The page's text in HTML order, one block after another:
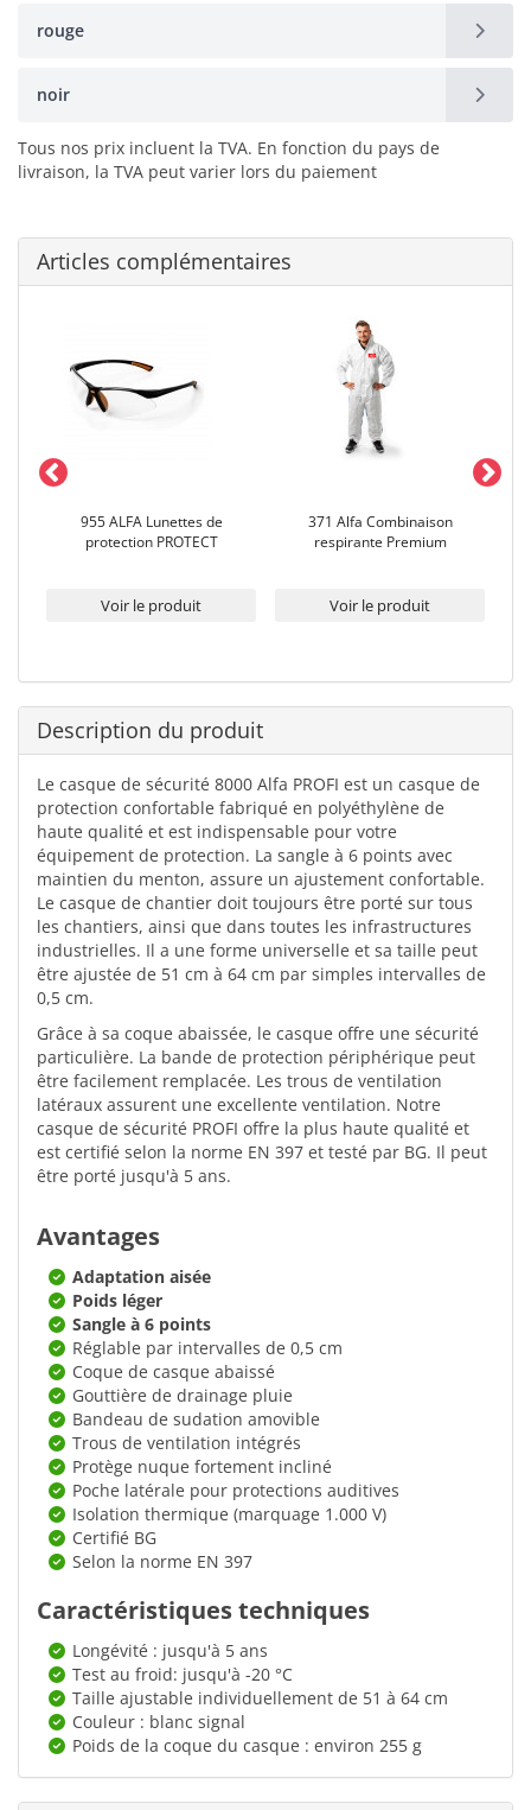
rouge
noir
Tous nos prix incluent la TVA. En fonction du pays de
livraison, la TVA peut varier lors du paiement
Articles complémentaires
955 ALFA Lunettes de
protection PROTECT
Voir le produit
371 Alfa Combinaison
respirante Premium
Voir le produit
Description du produit
Le casque de sécurité 8000 Alfa PROFI est un casque de
protection confortable fabriqué en polyéthylène de
haute qualité et est indispensable pour votre
équipement de protection. La sangle à 6 points avec
maintien du menton, assure un ajustement confortable.
Le casque de chantier doit toujours être porté sur tous
les chantiers, ainsi que dans toutes les infrastructures
industrielles. Il a une forme universelle et sa taille peut
être ajustée de 51 cm à 64 cm par simples intervalles de
0,5 cm.
Grâce à sa coque abaissée, le casque offre une sécurité
particulière. La bande de protection périphérique peut
être facilement remplacée. Les trous de ventilation
latéraux assurent une excellente ventilation. Notre
casque de sécurité PROFI offre la plus haute qualité et
est certifié selon la norme EN 397 et testé par BG. Il peut
être porté jusqu'à 5 ans.
Avantages
Adaptation aisée
Poids léger
Sangle à 6 points
Réglable par intervalles de 0,5 cm
Coque de casque abaissé
Gouttière de drainage pluie
Bandeau de sudation amovible
Trous de ventilation intégrés
Protège nuque fortement incliné
Poche latérale pour protections auditives
Isolation thermique (marquage 1.000 V)
Certifié BG
Selon la norme EN 397
Caractéristiques techniques
Longévité : jusqu'à 5 ans
Test au froid: jusqu'à -20 °C
Taille ajustable individuellement de 51 à 64 cm
Couleur : blanc signal
Poids de la coque du casque : environ 255 g